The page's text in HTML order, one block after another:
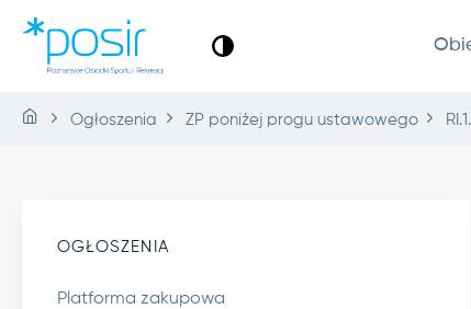
Ogłoszenia ZP poniżej progu ustawowego
OGŁOSZENIA
Platforma zakupowa